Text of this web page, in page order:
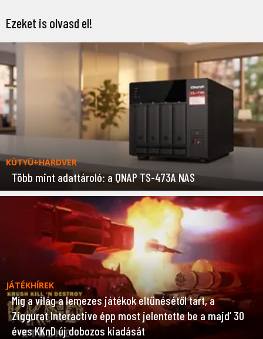
Ezeket is olvasd el!
KÜTYÜ+HARDVER
Több mint adattároló: a QNAP TS-473A NAS
JÁTÉKHÍREK
Míg a világ a lemezes játékok eltűnésétől tart, a
Ziggurat Interactive épp most jelentette be a majd’ 30
éves KKnD új dobozos kiadását